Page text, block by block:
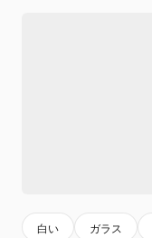
白い ガラス